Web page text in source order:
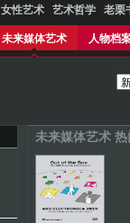
女性艺术 艺术哲学 老栗
未来媒体艺术 人物档
未来媒体艺术